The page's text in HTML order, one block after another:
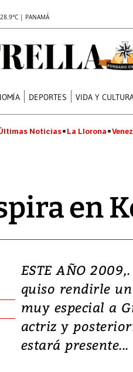
| PANAMÁ
DEPORTES VIDA Y
Noticias La Llorona
en
ESTE AÑO
quiso rendirle
muy especial a
actriz y
estará presente...
Video,
deja
daños